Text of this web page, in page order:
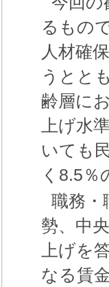
るもの
人材確
うとと
齢層に
上げ水
いても
く 8.5 ％
職務・
勢、中
上げを
なる賃